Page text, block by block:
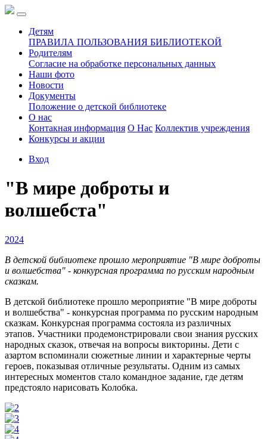
Детям
ПРАВИЛА ПОЛЬЗОВАНИЯ БИБЛИОТЕКОЙ
Родителям
Согласие на обработке персональных данных
Наши фото
Новости
Документы
Положение о детской библиотеке
О нас
Контакная информация О Нас Коллектив учреждения
Конкурсы и акции
Вход
"В мире доброты и
волшебста"
2024
В детской библиотеке прошло мероприятие "В мире доброты
и волшебства" - конкурсная программа по русским народным
сказкам.
В детской библиотеке прошло мероприятие "В мире доброты
и волшебства" - конкурсная программа по русским народным
сказкам. Конкурсная программа состояла из различных
этапов. Участники продемонстрировали свои знания русских
народных сказок, отвечая на вопросы викторины. Дети с
азартом вспоминали сюжетные линии и характерные черты
героев, показывая отличные результаты. Одним из самых
интересных моментов стало командное задание, где детям
предстояло нарисовать Колобка.